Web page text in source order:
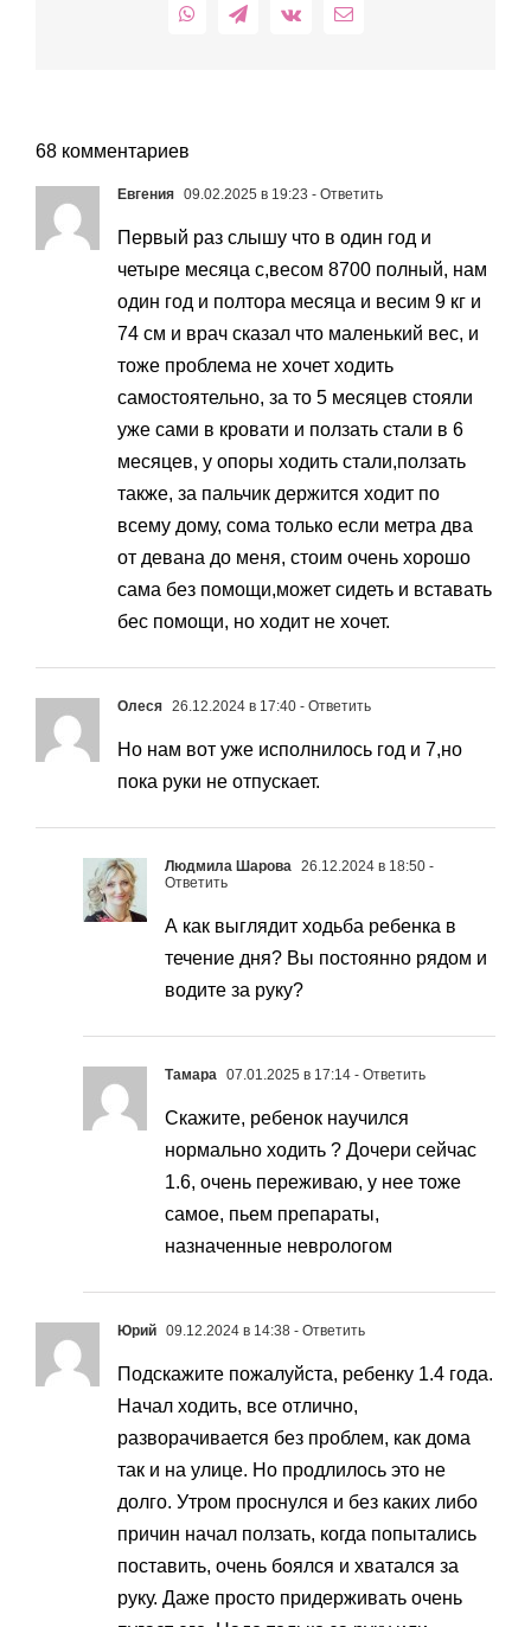
WhatsAppTelegram
Vk Email
68 комментариев
Евгения 09.02.2025 в 19:23 - Ответить
Первый раз слышу что в один год и
четыре месяца с,весом 8700 полный, нам
один год и полтора месяца и весим 9 кг и
74 см и врач сказал что маленький вес, и
тоже проблема не хочет ходить
самостоятельно, за то 5 месяцев стояли
уже сами в кровати и ползать стали в 6
месяцев, у опоры ходить стали,ползать
также, за пальчик держится ходит по
всему дому, сома только если метра два
от девана до меня, стоим очень хорошо
сама без помощи,может сидеть и вставать
бес помощи, но ходит не хочет.
Олеся 26.12.2024 в 17:40 - Ответить
Но нам вот уже исполнилось год и 7,но
пока руки не отпускает.
Людмила Шарова 26.12.2024 в 18:50 -
Ответить
А как выглядит ходьба ребенка в
течение дня? Вы постоянно рядом и
водите за руку?
Тамара 07.01.2025 в 17:14 - Ответить
Скажите, ребенок научился
нормально ходить ? Дочери сейчас
1.6, очень переживаю, у нее тоже
самое, пьем препараты,
назначенные неврологом
Юрий 09.12.2024 в 14:38 - Ответить
Подскажите пожалуйста, ребенку 1.4 года.
Начал ходить, все отлично,
разворачивается без проблем, как дома
так и на улице. Но продлилось это не
долго. Утром проснулся и без каких либо
причин начал ползать, когда попытались
поставить, очень боялся и хватался за
руку. Даже просто придерживать очень